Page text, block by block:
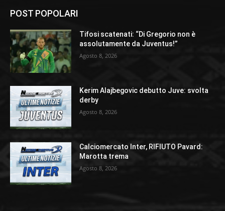
POST POPOLARI
Tifosi scatenati: “Di Gregorio non è
assolutamente da Juventus!”
Agosto 8, 2026
Kerim Alajbegovic debutto Juve: svolta
derby
Agosto 8, 2026
Calciomercato Inter, RIFIUTO Pavard:
Marotta trema
Agosto 8, 2026